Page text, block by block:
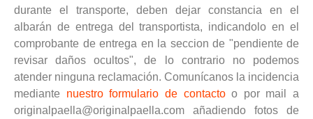
durante el transporte, deben dejar constancia en el
albarán de entrega del transportista, indicandolo en el
comprobante de entrega en la seccion de "pendiente de
revisar daños ocultos", de lo contrario no podemos
atender ninguna reclamación. Comunícanos la incidencia
mediante nuestro formulario de contactoo por mail a
originalpaella@originalpaella.com añadiendo fotos de